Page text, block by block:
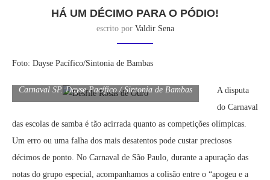
HÁ UM DÉCIMO PARA O PÓDIO!
escrito por Valdir Sena
Foto: Dayse Pacífico/Sintonia de Bambas
Carnaval SP. Dayse Pacífico / Sintonia de Bambas
A disputa
do Carnaval
das escolas de samba é tão acirrada quanto as competições olímpicas.
Um erro ou uma falha dos mais desatentos pode custar preciosos
décimos de ponto. No Carnaval de São Paulo, durante a apuração das
notas do grupo especial, acompanhamos a colisão entre o “apogeu e a